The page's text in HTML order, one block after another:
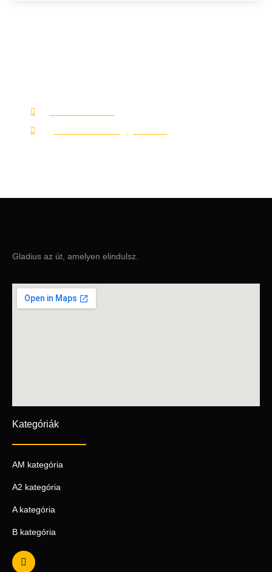
Gladius az út, amelyen elindulsz.
Kategóriák
AM kategória
A2 kategória
A kategória
B kategória